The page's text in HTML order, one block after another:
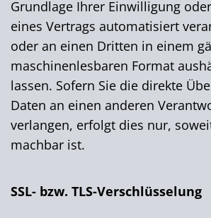
Grundlage Ihrer Einwilligung
eines Vertrags automatisiert
oder an einen Dritten in einem
maschinenlesbaren Format
lassen. Sofern Sie die direkte
Daten an einen anderen
verlangen, erfolgt dies nur,
machbar ist.
SSL- bzw. TLS-Verschlüsselung